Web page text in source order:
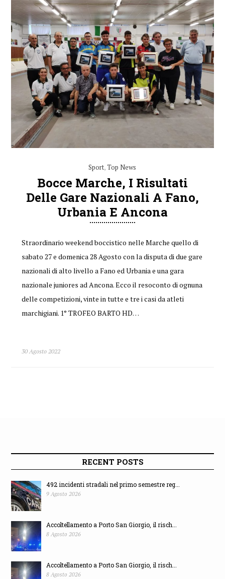
Sport,Top News
Bocce Marche, I Risultati
Delle Gare Nazionali A Fano,
Urbania E Ancona
Straordinario weekend boccistico nelle Marche quello di
sabato 27 e domenica 28 Agosto con la disputa di due gare
nazionali di alto livello a Fano ed Urbania e una gara
nazionale juniores ad Ancona. Ecco il resoconto di ognuna
delle competizioni, vinte in tutte e tre i casi da atleti
marchigiani. 1° TROFEO BARTO HD…
30 Agosto 2022
RECENT POSTS
492 incidenti stradali nel primo semestre reg...
9 Agosto 2026
Accoltellamento a Porto San Giorgio, il risch...
8 Agosto 2026
Accoltellamento a Porto San Giorgio, il risch...
8 Agosto 2026